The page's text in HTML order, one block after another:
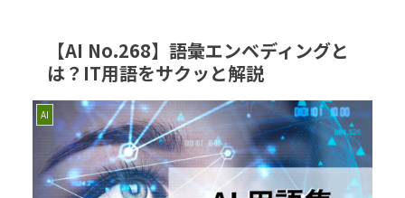
【AI No.268】語彙エンベディングと
は？IT用語をサクッと解説
AI